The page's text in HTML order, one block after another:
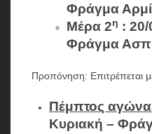
Φράγμα
Μέρα 2η : 20/
Φράγμα
Προπόνηση: Επιτρέπεται
Πέμπτος
Κυριακή –